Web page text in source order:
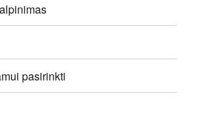
pasirinkti